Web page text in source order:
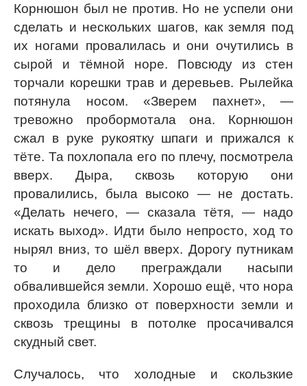
Корнюшон был не против. Но не успели они
сделать и нескольких шагов, как земля под
их ногами провалилась и они очутились в
сырой и тёмной норе. Повсюду из стен
торчали корешки трав и деревьев. Рылейка
потянула носом. «Зверем пахнет», —
тревожно пробормотала она. Корнюшон
сжал в руке рукоятку шпаги и прижался к
тёте. Та похлопала его по плечу, посмотрела
вверх. Дыра, сквозь которую они
провалились, была высоко — не достать.
«Делать нечего, — сказала тётя, — надо
искать выход». Идти было непросто, ход то
нырял вниз, то шёл вверх. Дорогу путникам
то и дело преграждали насыпи
обвалившейся земли. Хорошо ещё, что нора
проходила близко от поверхности земли и
сквозь трещины в потолке просачивался
скудный свет.
Случалось, что холодные и скользкие